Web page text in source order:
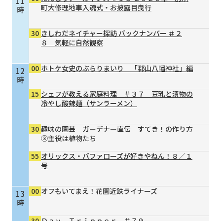
時
12
時
13
時
町大修理地車入魂式・お披露目曳行
30 きしわだネイチャー探訪 バックナンバー ＃２
８ 気軽に自然観察
00 ホトケ女史のぶらりまいり 「郡山八幡神社」編
15 シェフが教える家庭料理 ＃３７ 豆乳と漬物の
冷やし酸辣麺（サンラーメン）
30 趣味の園芸 ガーデナー直伝 すてき！の作り方
③主役は植物たち
55 オリックス・バファローズが好きやねん！８／１
号
00 オフもいてまえ！花園近鉄ライナーズ